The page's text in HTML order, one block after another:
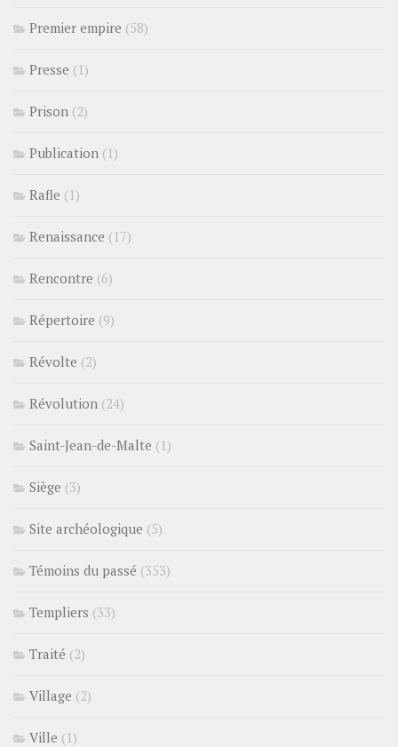
Premier empire (58)
Presse (1)
Prison (2)
Publication (1)
Rafle (1)
Renaissance (17)
Rencontre (6)
Répertoire (9)
Révolte (2)
Révolution (24)
Saint-Jean-de-Malte (1)
Siège (3)
Site archéologique (5)
Témoins du passé (353)
Templiers (33)
Traité (2)
Village (2)
Ville (1)